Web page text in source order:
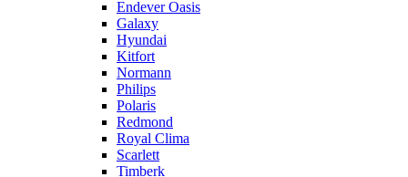
Endever Oasis
Galaxy
Hyundai
Kitfort
Normann
Philips
Polaris
Redmond
Royal Clima
Scarlett
Timberk